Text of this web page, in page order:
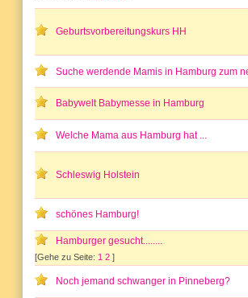
Geburtsvorbereitungskurs HH
Suche werdende Mamis in Hamburg zum
Babywelt Babymesse in Hamburg
Welche Mama aus Hamburg hat ...
Schleswig Holstein
schönes Hamburg!
Hamburger gesucht........
[Gehe zu Seite: 1 2 ]
Noch jemand schwanger in Pinneberg?